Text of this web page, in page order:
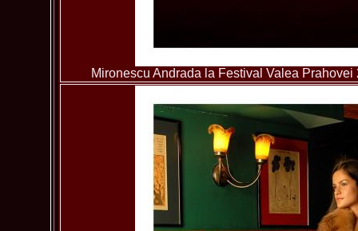
Mironescu Andrada la Festival Valea